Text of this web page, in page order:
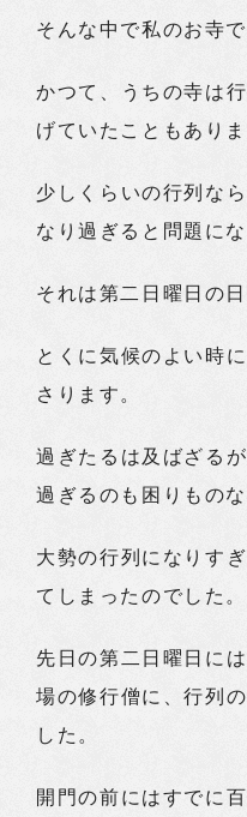
そんな中で私のお寺
かつて、うちの寺は
げていたこともありま
少しくらいの行列な
なり過ぎると問題に
それは第二日曜日の
とくに気候のよい時
さります。
過ぎたるは及ばざる
過ぎるのも困りものな
大勢の行列になりす
てしまったのでした。
先日の第二日曜日に
場の修行僧に、行列
した。
開門の前にはすでに